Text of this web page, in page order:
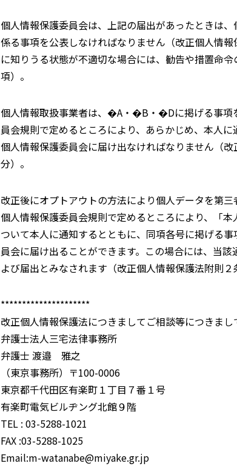
個人情報保護委員会は、上記の届出があったときは
係る事項を公表しなければなりません（改正個人情
に知りうる状態が不適切な場合には、勧告や措置命
項）。
個人情報取扱事業者は、�A・�B・�Dに掲げる事項
員会規則で定めるところにより、あらかじめ、本人
個人情報保護委員会に届け出なければなりません（
分）。
改正後にオプトアウトの方法により個人データを第
個人情報保護委員会規則で定めるところにより、「
ついて本人に通知するとともに、同項各号に掲げる
員会に届け出ることができます。この場合には、当
よび届出とみなされます（改正個人情報保護法附則２
*********************
改正個人情報保護法につきましてご相談等につきまし
弁護士法人三宅法律事務所
弁護士 渡邉 雅之
（東京事務所）〒100-0006
東京都千代田区有楽町１丁目７番１号
有楽町電気ビルヂング北館９階
TEL : 03-5288-1021
FAX :03-5288-1025
Email:m-watanabe@miyake.gr.jp